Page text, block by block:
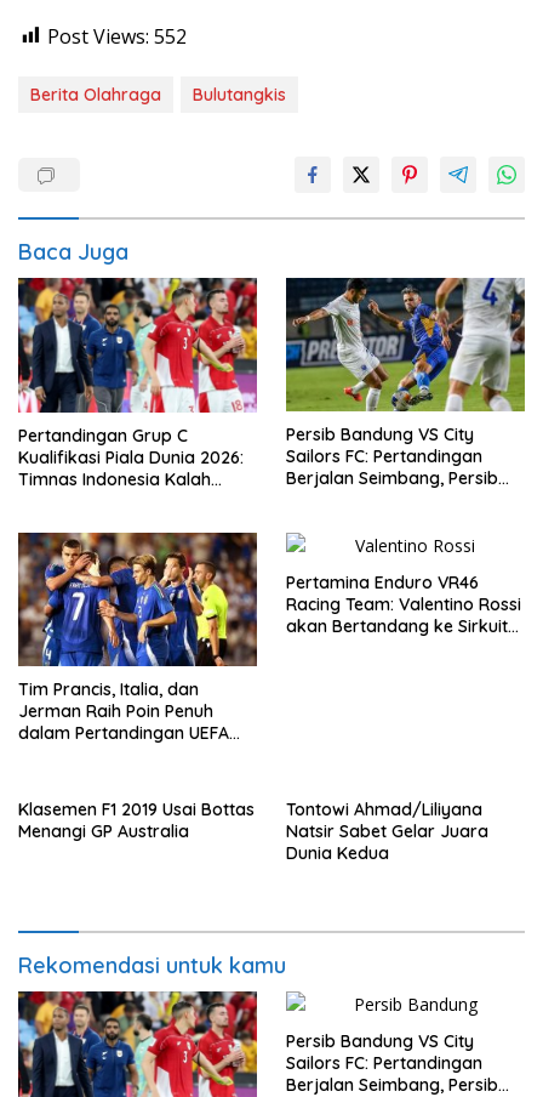
Post Views: 552
Berita Olahraga Bulutangkis
Baca Juga
Pertandingan Grup C
Kualifikasi Piala Dunia 2026:
Timnas Indonesia Kalah
Persib Bandung VS City
Sailors FC: Pertandingan
Berjalan Seimbang, Persib
Tim Prancis, Italia, dan
Jerman Raih Poin Penuh
dalam Pertandingan UEFA
Pertamina Enduro VR46
Racing Team: Valentino Rossi
akan Bertandang ke Sirkuit
Klasemen F1 2019 Usai Bottas
Menangi GP Australia
Tontowi Ahmad/Liliyana
Natsir Sabet Gelar Juara
Dunia Kedua
Rekomendasi untuk kamu
Persib Bandung VS City
Sailors FC: Pertandingan
Berjalan Seimbang, Persib